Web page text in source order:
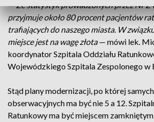
—Ze statystyk prowadzonych przez NFZ
przyjmuje około 80 procent pacjentów
trafiających do naszego miasta. W
miejsce jest na wagę złota— mówi lek.
koordynator Szpitala Oddziału
Wojewódzkiego Szpitala Zespolonego w
Stąd plany modernizacji, po której samych
obserwacyjnych ma być nie 5 a 12.
Ratunkowy ma być miejscem